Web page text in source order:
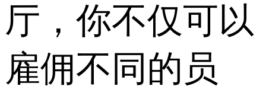
厅，你不仅可以
雇佣不同的员